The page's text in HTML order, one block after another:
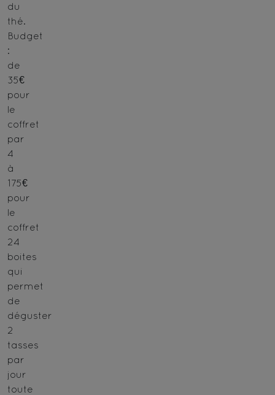
du
thé.
Budget
:
de
35€
pour
le
coffret
par
4
à
175€
pour
le
coffret
24
boites
qui
permet
de
déguster
2
tasses
par
jour
toute